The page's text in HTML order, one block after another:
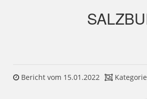
Bericht vom 15.01.2022